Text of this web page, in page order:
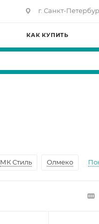
г. Санкт-
КАК КУПИТЬ
МК Стиль Олмеко